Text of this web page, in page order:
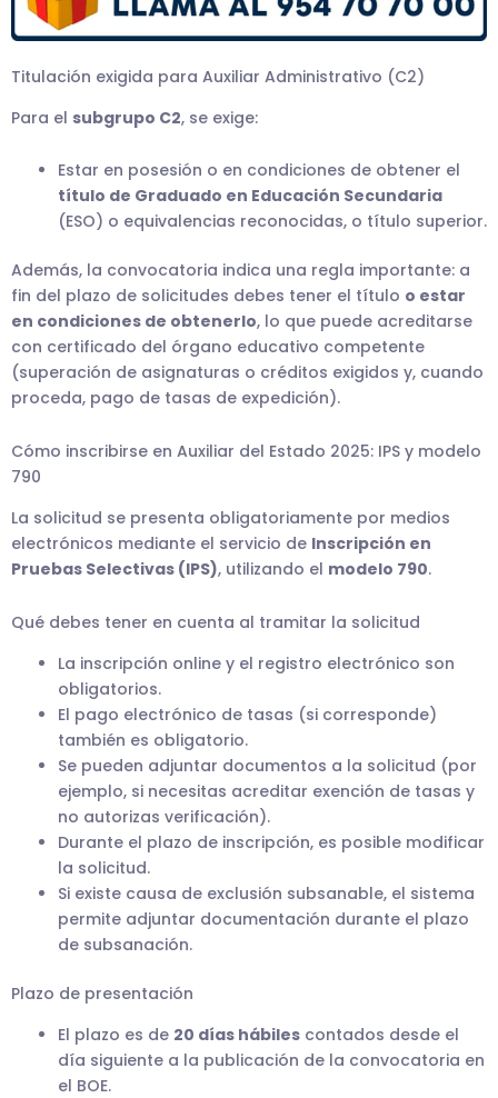
Titulación exigida para Auxiliar Administrativo (C2)
Para el subgrupo C2, se exige:
Estar en posesión o en condiciones de obtener el
título de Graduado en Educación Secundaria
(ESO) o equivalencias reconocidas, o título superior.
Además, la convocatoria indica una regla importante: a
fin del plazo de solicitudes debes tener el título o estar
en condiciones de obtenerlo, lo que puede acreditarse
con certificado del órgano educativo competente
(superación de asignaturas o créditos exigidos y, cuando
proceda, pago de tasas de expedición).
Cómo inscribirse en Auxiliar del Estado 2025: IPS y modelo
790
La solicitud se presenta obligatoriamente por medios
electrónicos mediante el servicio de Inscripción en
Pruebas Selectivas (IPS), utilizando el modelo 790.
Qué debes tener en cuenta al tramitar la solicitud
La inscripción online y el registro electrónico son
obligatorios.
El pago electrónico de tasas (si corresponde)
también es obligatorio.
Se pueden adjuntar documentos a la solicitud (por
ejemplo, si necesitas acreditar exención de tasas y
no autorizas verificación).
Durante el plazo de inscripción, es posible modificar
la solicitud.
Si existe causa de exclusión subsanable, el sistema
permite adjuntar documentación durante el plazo
de subsanación.
Plazo de presentación
El plazo es de 20 días hábiles contados desde el
día siguiente a la publicación de la convocatoria en
el BOE.